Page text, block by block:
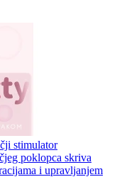
stimulator
poklopca skriva
i upravljanjem